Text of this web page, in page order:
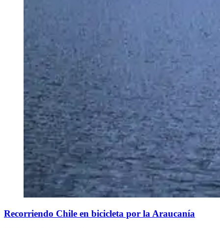
Recorriendo Chile en bicicleta por la Araucanía